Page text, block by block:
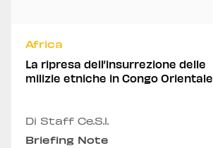
Africa
La ripresa dell’insurrezione delle
milizie etniche in Congo Orientale
Di Staff Ce.S.I.
Briefing Note